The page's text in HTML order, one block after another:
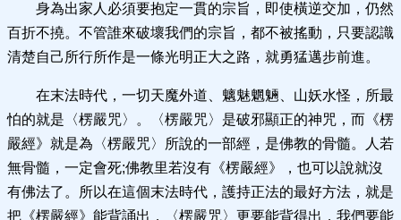
身為出家人必須要抱定一貫的宗旨，即使橫逆交加，仍然
百折不撓。不管誰來破壞我們的宗旨，都不被搖動，只要認識
清楚自己所行所作是一條光明正大之路，就勇猛邁步前進。
在末法時代，一切天魔外道、魑魅魍魎、山妖水怪，所最
怕的就是〈楞嚴咒〉。〈楞嚴咒〉是破邪顯正的神咒，而《楞
嚴經》就是為〈楞嚴咒〉所說的一部經，是佛教的骨髓。人若
無骨髓，一定會死;佛教里若沒有《楞嚴經》，也可以說就沒
有佛法了。所以在這個末法時代，護持正法的最好方法，就是
把《楞嚴經》能背誦出，〈楞嚴咒〉更要能背得出，我們要能